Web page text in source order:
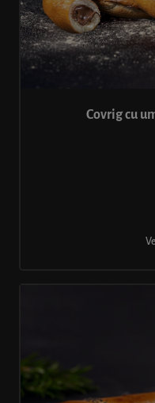
Covrig cu